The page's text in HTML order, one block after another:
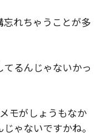
れちゃうことが多
てるんじゃないかっ
モがしょうもなか
ゃないですかね。